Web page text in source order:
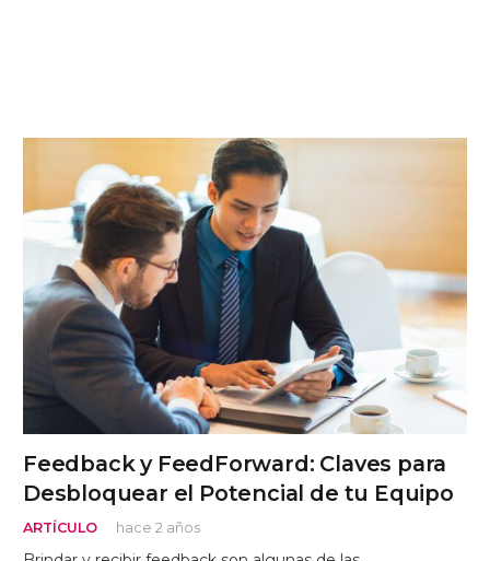
Feedback y FeedForward: Claves para
Desbloquear el Potencial de tu Equipo
ARTÍCULO hace 2 años